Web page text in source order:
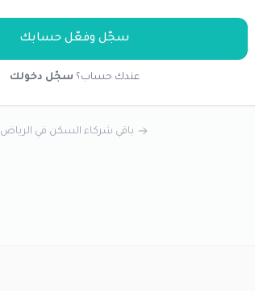
سجّل وفعّل حسابك
عندك حساب؟ سجّل دخولك
باقي شركاء السكن في الرياض